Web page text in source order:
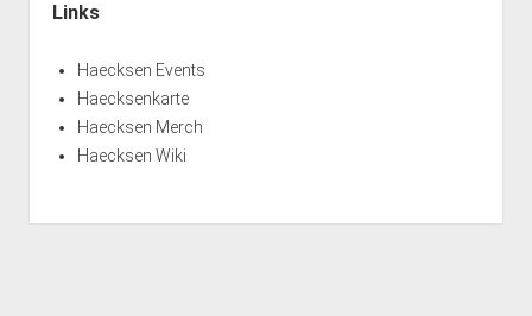
Links
Haecksen Events
Haecksenkarte
Haecksen Merch
Haecksen Wiki